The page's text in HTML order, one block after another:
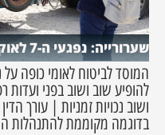
שערורייה: נפגעי ה-7 לאוקטובר ממשיכים להיפגע
להופיע שוב ושוב בפני
ושוב נכויות זמניות | עורך
בדוגמה מקוממת להתנהלות